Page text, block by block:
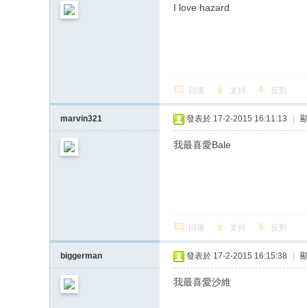
I love hazard
回復 支持 反對
marvin321 發表於 17-2-2015 16:11:13
我最喜愛Bale
回復 支持 反對
biggerman 發表於 17-2-2015 16:15:38
我最喜愛沙維